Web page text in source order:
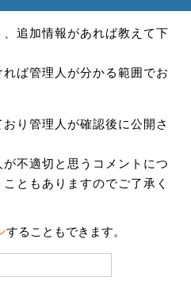
追加情報があれば教えて下
ば管理人が分かる範囲でお
り管理人が確認後に公開さ
不適切と思うコメントにつ
ともありますのでご了承く
することもできます。